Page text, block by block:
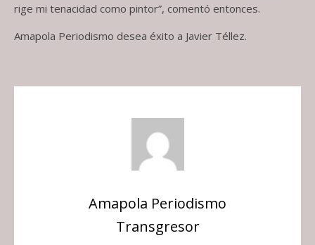
rige mi tenacidad como pintor”, comentó entonces.
Amapola Periodismo desea éxito a Javier Téllez.
Amapola Periodismo
Transgresor